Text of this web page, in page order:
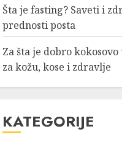
3Šta je fasting? Saveti i
prednosti posta
Za šta je dobro
za kožu, kose i zdravlje
KATEGORIJE